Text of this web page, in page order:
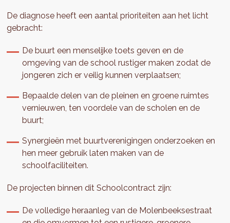
De diagnose heeft een aantal prioriteiten aan het licht
gebracht:
De buurt een menselijke toets geven en de
omgeving van de school rustiger maken zodat de
jongeren zich er veilig kunnen verplaatsen;
Bepaalde delen van de pleinen en groene ruimtes
vernieuwen, ten voordele van de scholen en de
buurt;
Synergieën met buurtverenigingen onderzoeken en
hen meer gebruik laten maken van de
schoolfaciliteiten.
De projecten binnen dit Schoolcontract zijn:
De volledige heraanleg van de Molenbeeksestraat